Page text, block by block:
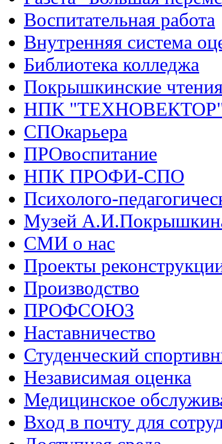
Воспитательная работа
Внутренняя система
Библиотека колледжа
Покрышкинские
НПК
СПОкарьера
ПРОвоспитание
НПК ПРОФИ-СПО
Психолого-
Музей
СМИ о нас
Проекты
Производство
ПРОФСОЮЗ
Наставничество
Студенческий
Независимая оценка
Медицинское
Вход в почту для